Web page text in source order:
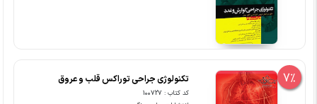
7% تکنولوژی جراحی توراکس قلب و عروق
کد کتاب : 100727